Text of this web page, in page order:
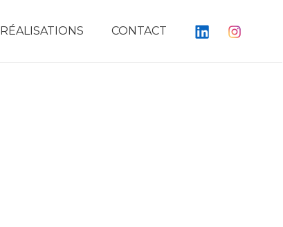
RÉALISATIONS CONTACT